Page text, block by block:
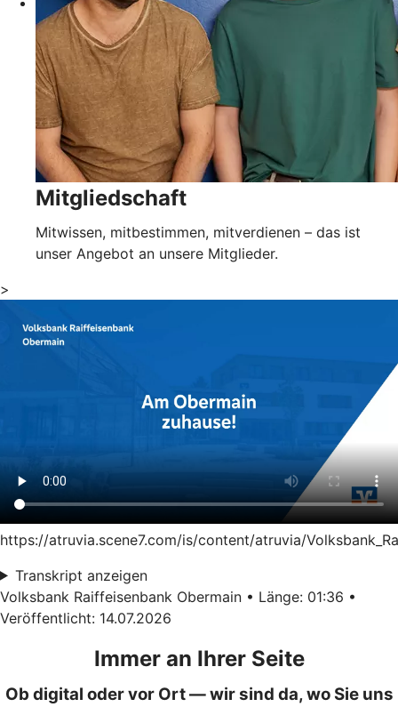
Mitgliedschaft
Mitwissen, mitbestimmen, mitverdienen – das ist
unser Angebot an unsere Mitglieder.
>
https://atruvia.scene7.com/is/content/atruvia/
Transkript anzeigen
Volksbank Raiffeisenbank Obermain • Länge: 01:36 •
Veröffentlicht: 14.07.2026
Immer an Ihrer Seite
Ob digital oder vor Ort — wir sind da, wo Sie uns